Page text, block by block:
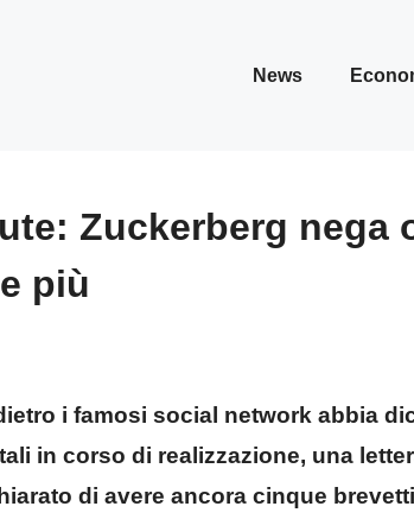
News
Zuckerberg nega
più
i famosi social network abbia
in corso di realizzazione, una
di avere ancora cinque